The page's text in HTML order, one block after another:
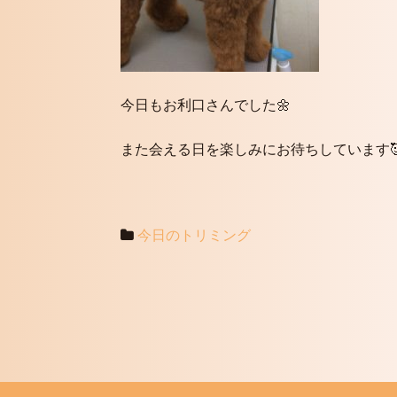
今日もお利口さんでした🌼
また会える日を楽しみにお待ちしています
今日のトリミング